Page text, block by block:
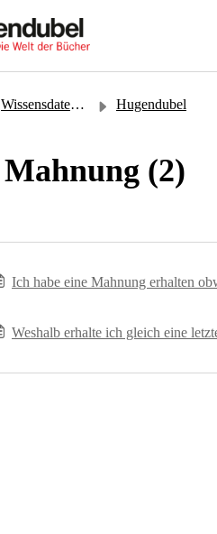
Wissensdatenbank Hugendubel
Mahnung (2)
Ich habe eine Mahnung erhalten
Weshalb erhalte ich gleich eine